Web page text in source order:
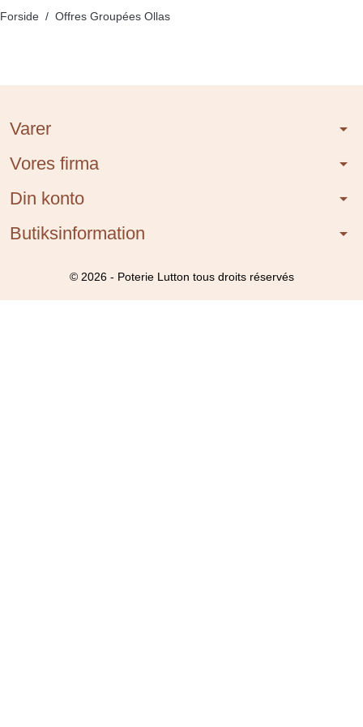
Forside Offres Groupées Ollas
Varer arrow_drop_down
Vores firma arrow_drop_down
Din konto arrow_drop_down
Butiksinformation arrow_drop_down
© 2026 - Poterie Lutton tous droits réservés